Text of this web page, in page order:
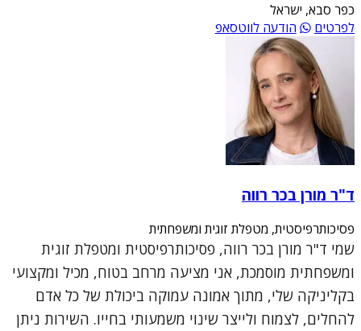
כפר סבא, ישראל
לפרטים
הודעה לווטסאפ
ד"ר מורן בכר רווה
פסיכותרפיסטית, מטפלת זוגית ומשפחתית
שמי ד"ר מורן בכר רווה, פסיכותרפיסטית ומטפלת זוגית
ומשפחתית מוסמכת, אני מציעה מרחב בטוח, מכיל ומקצועי
בקליניקה שלי, מתוך אמונה עמוקה ביכולת של כל אדם
להחלים, לצמוח ולייצר שינוי משמעותי בחייו. השירות ניתן